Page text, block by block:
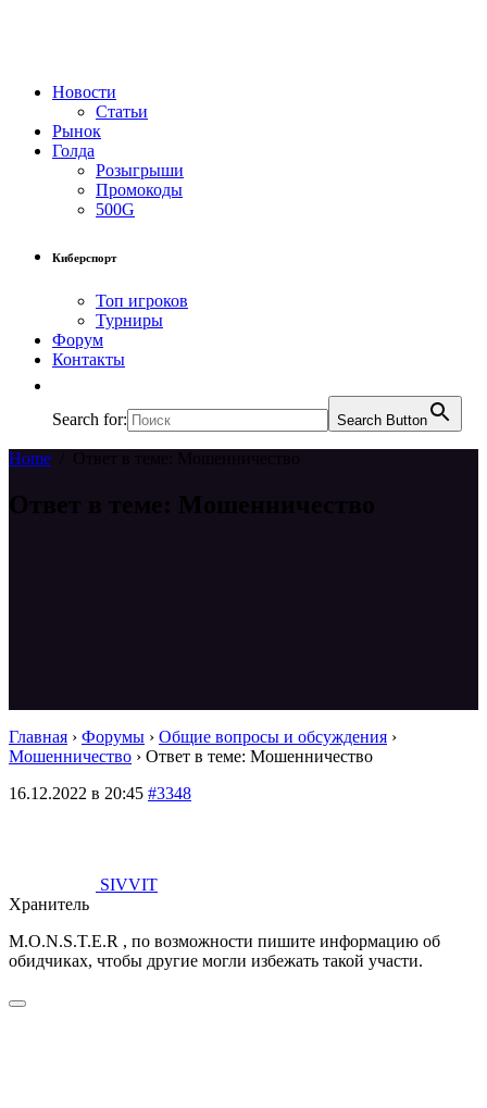
Новости
Статьи
Рынок
Голда
Розыгрыши
Промокоды
500G
Киберспорт
Топ игроков
Турниры
Форум
Контакты
Search for: Search Button
Home Ответ в теме: Мошенничество
Ответ в теме: Мошенничество
Главная › Форумы › Общие вопросы и обсуждения ›
Мошенничество › Ответ в теме: Мошенничество
16.12.2022 в 20:45 #3348
SIVVIT
Хранитель
M.O.N.S.T.E.R , по возможности пишите информацию об
обидчиках, чтобы другие могли избежать такой участи.